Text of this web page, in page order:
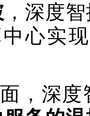
，深度
心实
深度